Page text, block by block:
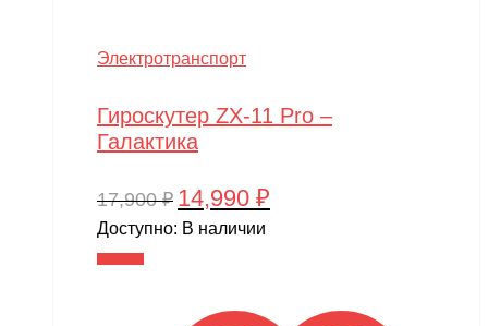
Электротранспорт
Гироскутер ZX-11 Pro –
Галактика
17,900₽ Первоначальная
цена
14,990 ₽
Доступно: В наличии